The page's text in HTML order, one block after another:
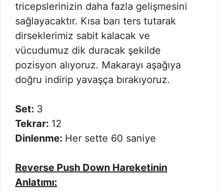
tricepslerinizin daha fazla gelişmesini
sağlayacaktır. Kısa barı ters tutarak
dirseklerimiz sabit kalacak ve
vücudumuz dik duracak şekilde
pozisyon alıyoruz. Makarayı aşağıya
doğru indirip yavaşça bırakıyoruz.
Set: 3
Tekrar: 12
Dinlenme: Her sette 60 saniye
Reverse Push Down Hareketinin
Anlatımı: